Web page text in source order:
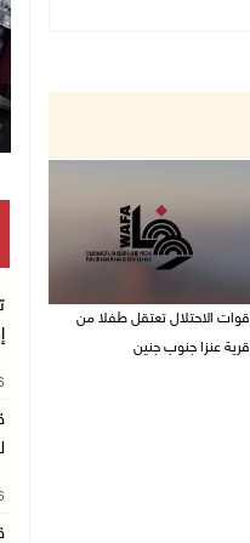
قوات الاحتلال تعتقل طفلا من
قرية عنزا جنوب جنين